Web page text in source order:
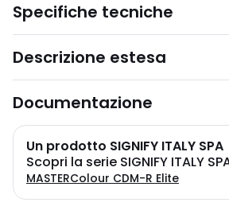
Specifiche tecniche
Descrizione estesa
Documentazione
Un prodotto SIGNIFY ITALY SPA
Scopri la serie SIGNIFY ITALY
MASTERColour CDM-R Elite